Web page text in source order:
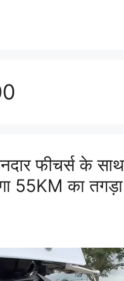
फीचर्स के
55KM का तगड़ा